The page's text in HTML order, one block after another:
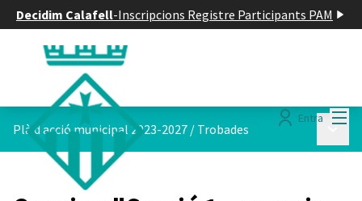
Decidim Calafell-Inscripcions Registre Participants PAM
Entra
Plà d acció municipal 2023-2027 / Trobades